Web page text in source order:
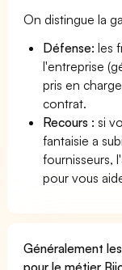
On distingue la
Défense: les
l'entreprise
pris en
contrat.
Recours : si
fantaisie a
fournisseurs,
pour vous
Généralement
pour le métier